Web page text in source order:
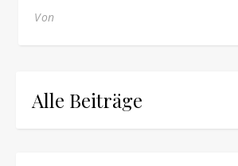
Von
Alle Beiträge